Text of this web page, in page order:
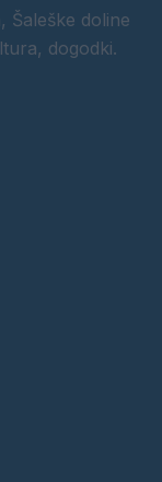
Šaleške doline
dogodki.